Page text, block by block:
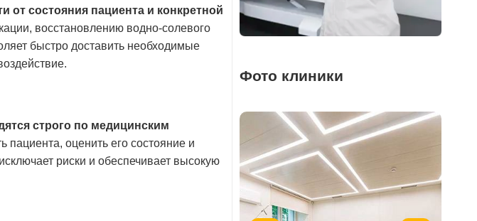
от состояния пациента и конкретной
восстановлению водно-солевого
быстро доставить необходимые
строго по медицинским
оценить его состояние и
риски и обеспечивает высокую
Фото клиники